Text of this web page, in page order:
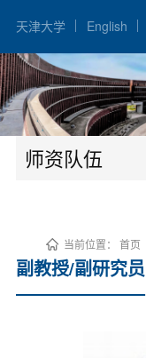
天津大学 English
师资队伍
当前位置：首页
副教授/副研究员